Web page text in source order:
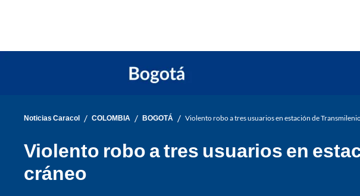
Noticias Caracol / COLOMBIA / BOGOTÁ / Violento robo a tres usuarios en estación de
Violento robo a tres usuarios en
cráneo